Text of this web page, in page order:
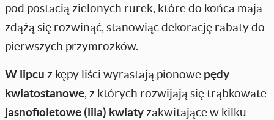
pod postacią zielonych rurek, które do końca maja
zdążą się rozwinąć, stanowiąc dekorację rabaty do
pierwszych przymrozków.
W lipcu z kępy liści wyrastają pionowe pędy
kwiatostanowe, z których rozwijają się trąbkowate
jasnofioletowe (lila) kwiaty zakwitające w kilku